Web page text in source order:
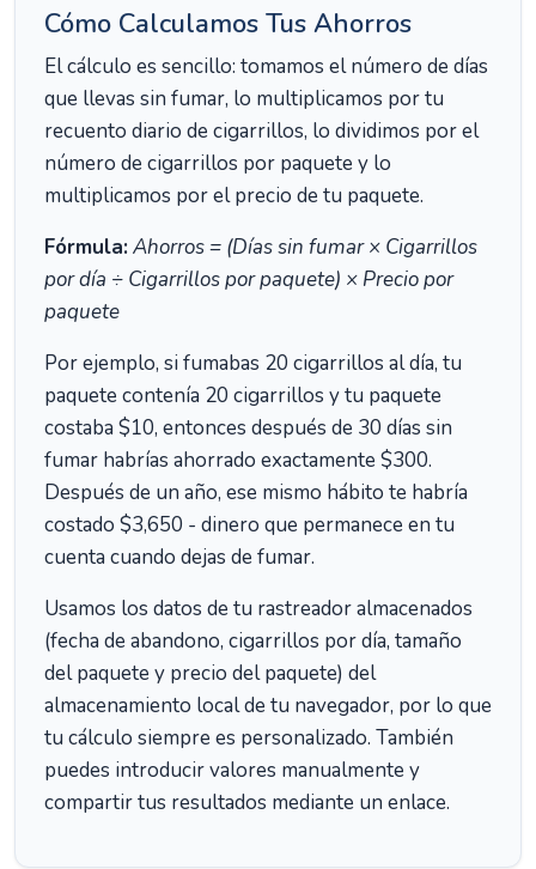
Cómo Calculamos Tus Ahorros
El cálculo es sencillo: tomamos el número de días
que llevas sin fumar, lo multiplicamos por tu
recuento diario de cigarrillos, lo dividimos por el
número de cigarrillos por paquete y lo
multiplicamos por el precio de tu paquete.
Fórmula:Ahorros = (Días sin fumar × Cigarrillos
por día ÷ Cigarrillos por paquete) × Precio por
paquete
Por ejemplo, si fumabas 20 cigarrillos al día, tu
paquete contenía 20 cigarrillos y tu paquete
costaba $10, entonces después de 30 días sin
fumar habrías ahorrado exactamente $300.
Después de un año, ese mismo hábito te habría
costado $3,650 - dinero que permanece en tu
cuenta cuando dejas de fumar.
Usamos los datos de tu rastreador almacenados
(fecha de abandono, cigarrillos por día, tamaño
del paquete y precio del paquete) del
almacenamiento local de tu navegador, por lo que
tu cálculo siempre es personalizado. También
puedes introducir valores manualmente y
compartir tus resultados mediante un enlace.